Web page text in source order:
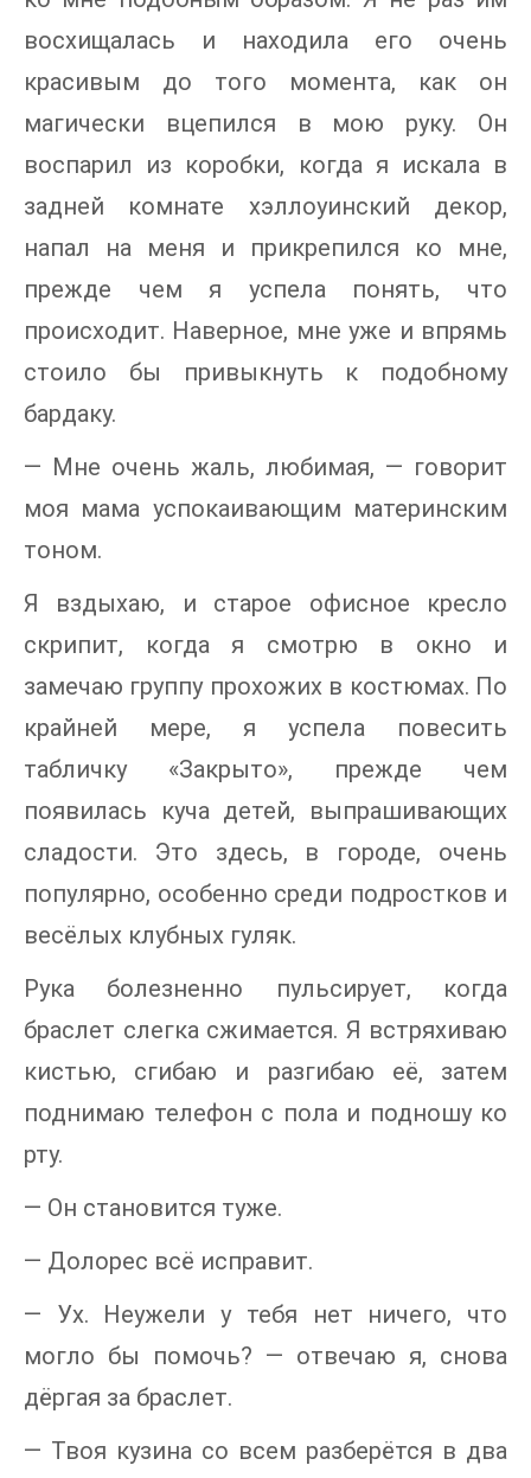
восхищалась и находила его очень
красивым до того момента, как он
магически вцепился в мою руку. Он
воспарил из коробки, когда я искала в
задней комнате хэллоуинский декор,
напал на меня и прикрепился ко мне,
прежде чем я успела понять, что
происходит. Наверное, мне уже и впрямь
стоило бы привыкнуть к подобному
бардаку.
— Мне очень жаль, любимая, — говорит
моя мама успокаивающим материнским
тоном.
Я вздыхаю, и старое офисное кресло
скрипит, когда я смотрю в окно и
замечаю группу прохожих в костюмах. По
крайней мере, я успела повесить
табличку «Закрыто», прежде чем
появилась куча детей, выпрашивающих
сладости. Это здесь, в городе, очень
популярно, особенно среди подростков и
весёлых клубных гуляк.
Рука болезненно пульсирует, когда
браслет слегка сжимается. Я встряхиваю
кистью, сгибаю и разгибаю её, затем
поднимаю телефон с пола и подношу ко
рту.
— Он становится туже.
— Долорес всё исправит.
— Ух. Неужели у тебя нет ничего, что
могло бы помочь? — отвечаю я, снова
дёргая за браслет.
— Твоя кузина со всем разберётся в два